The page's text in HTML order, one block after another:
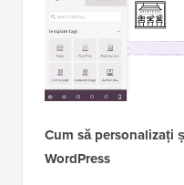
Cum să personalizați
WordPress